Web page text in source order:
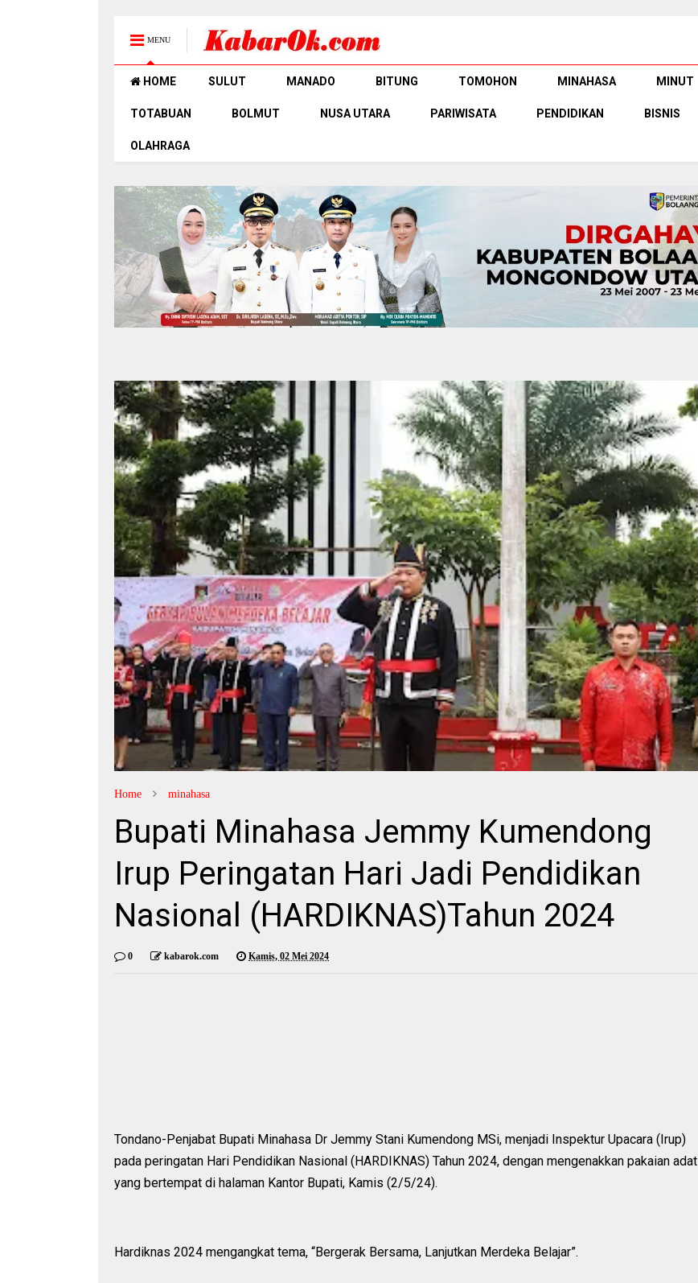
MENU
HOME SULUT MANADO BITUNG TOMOHON MINAHASA MINUT
TOTABUAN BOLMUT NUSA UTARA PARIWISATA PENDIDIKAN BISNIS
OLAHRAGA
Home minahasa
Bupati Minahasa Jemmy Kumendong
Irup Peringatan Hari Jadi Pendidikan
Nasional (HARDIKNAS)Tahun 2024
0 kabarok.com Kamis, 02 Mei 2024
Tondano-Penjabat Bupati Minahasa Dr Jemmy Stani Kumendong MSi, menjadi Inspektur Upacara (Irup)
pada peringatan Hari Pendidikan Nasional (HARDIKNAS) Tahun 2024, dengan mengenakkan pakaian adat
yang bertempat di halaman Kantor Bupati, Kamis (2/5/24).
Hardiknas 2024 mengangkat tema, “Bergerak Bersama, Lanjutkan Merdeka Belajar”.